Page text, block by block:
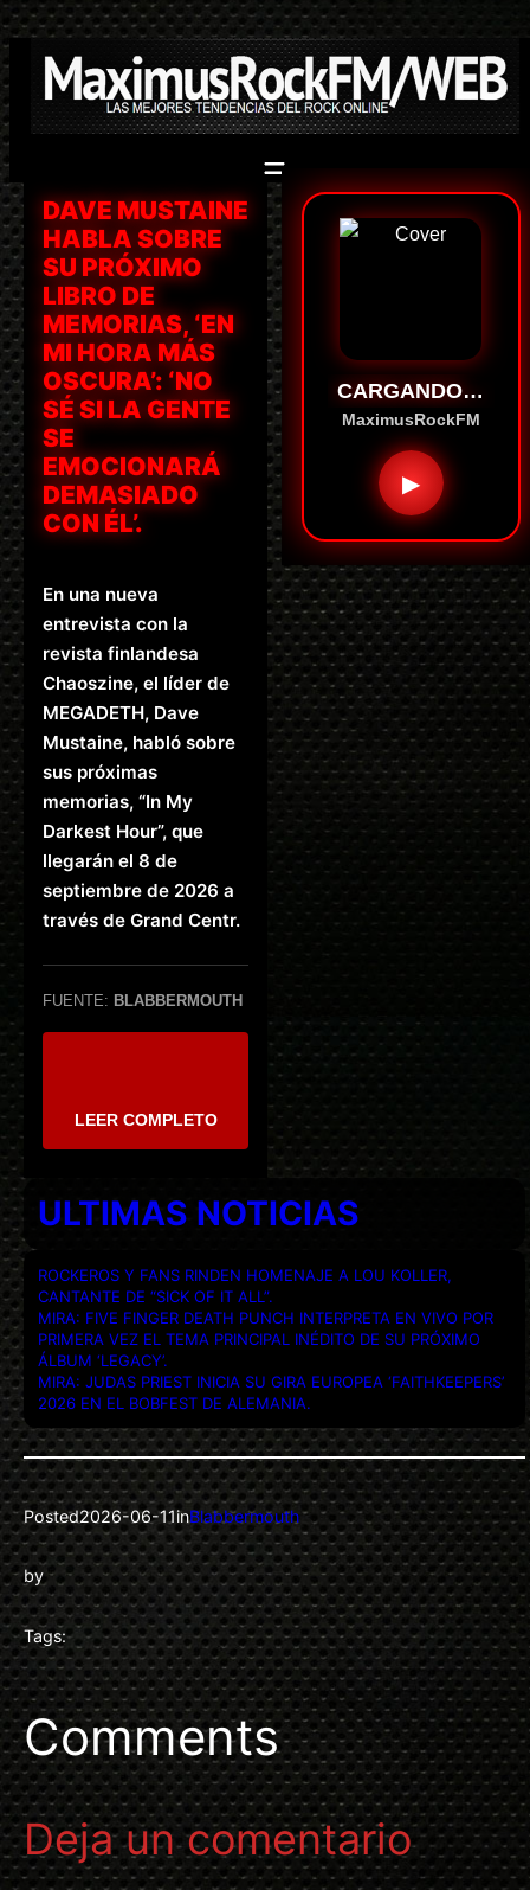
Saltar
al
contenido
DAVE MUSTAINE
HABLA SOBRE
SU PRÓXIMO
LIBRO DE
MEMORIAS, ‘EN
MI HORA MÁS
OSCURA’: ‘NO
SÉ SI LA GENTE
SE
EMOCIONARÁ
DEMASIADO
CON ÉL’.
En una nueva
entrevista con la
revista finlandesa
Chaoszine, el líder de
MEGADETH, Dave
Mustaine, habló sobre
sus próximas
memorias, “In My
Darkest Hour”, que
llegarán el 8 de
septiembre de 2026 a
través de Grand Centr.
FUENTE: BLABBERMOUTH
LEER COMPLETO
CARGANDO…
MaximusRockFM
▶
ULTIMAS NOTICIAS
ROCKEROS Y FANS RINDEN HOMENAJE A LOU KOLLER,
CANTANTE DE “SICK OF IT ALL”.
MIRA: FIVE FINGER DEATH PUNCH INTERPRETA EN VIVO POR
PRIMERA VEZ EL TEMA PRINCIPAL INÉDITO DE SU PRÓXIMO
ÁLBUM ‘LEGACY’.
MIRA: JUDAS PRIEST INICIA SU GIRA EUROPEA ‘FAITHKEEPERS’
2026 EN EL BOBFEST DE ALEMANIA.
Posted2026-06-11inBlabbermouth
by
Tags:
Comments
Deja un comentario